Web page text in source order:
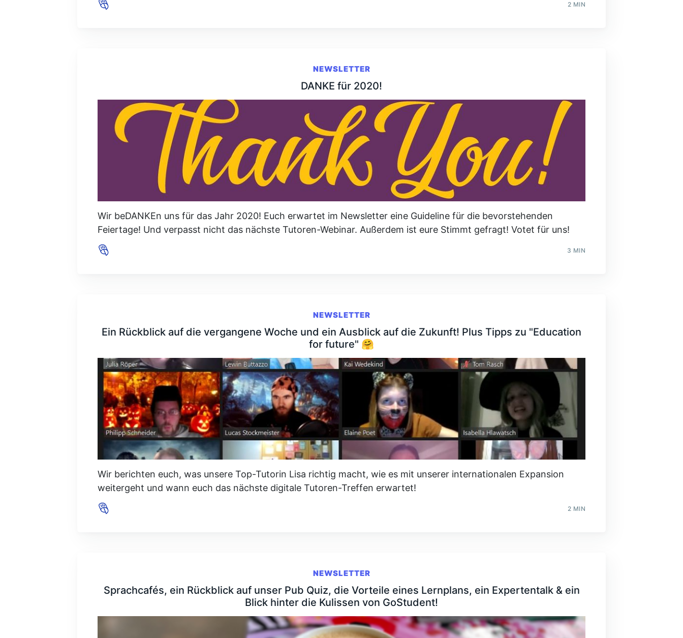
2 MIN
NEWSLETTER
DANKE für 2020!
Wir beDANKEn uns für das Jahr 2020! Euch erwartet im Newsletter eine Guideline für die bevorstehenden
Feiertage! Und verpasst nicht das nächste Tutoren-Webinar. Außerdem ist eure Stimmt gefragt! Votet für uns!
3 MIN
NEWSLETTER
Ein Rückblick auf die vergangene Woche und ein Ausblick auf die Zukunft! Plus Tipps zu "Education
for future" 🤗
Wir berichten euch, was unsere Top-Tutorin Lisa richtig macht, wie es mit unserer internationalen Expansion
weitergeht und wann euch das nächste digitale Tutoren-Treffen erwartet!
2 MIN
NEWSLETTER
Sprachcafés, ein Rückblick auf unser Pub Quiz, die Vorteile eines Lernplans, ein Expertentalk & ein
Blick hinter die Kulissen von GoStudent!